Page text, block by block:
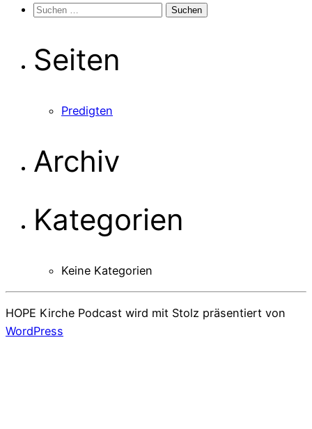
Suchen
Seiten
Predigten
Archiv
Kategorien
Keine Kategorien
HOPE Kirche Podcast wird mit Stolz präsentiert von
WordPress